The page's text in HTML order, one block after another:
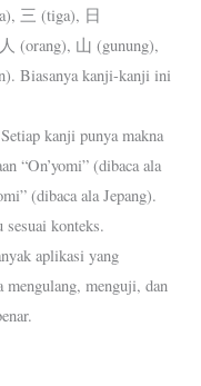
三 (tiga), 日
(orang), 山 (gunung),
Biasanya kanji-kanji ini
Setiap kanji punya makna
“On’yomi” (dibaca ala
(dibaca ala Jepang).
sesuai konteks.
aplikasi yang
mengulang, menguji, dan